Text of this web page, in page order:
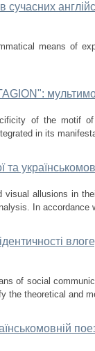
means of
of the motif
in its
allusions in
In
of social
the theoretical and